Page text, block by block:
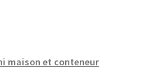
maison et conteneur